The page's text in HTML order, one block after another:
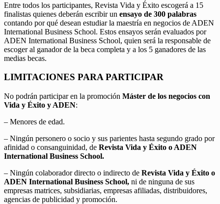
Entre todos los participantes, Revista Vida y Éxito escogerá a 15
finalistas quienes deberán escribir un ensayo de 300 palabras
contando por qué desean estudiar la maestría en negocios de ADEN
International Business School. Estos ensayos serán evaluados por
ADEN International Business School, quien será la responsable de
escoger al ganador de la beca completa y a los 5 ganadores de las
medias becas.
LIMITACIONES PARA PARTICIPAR
No podrán participar en la promoción Máster de los negocios con
Vida y Éxito y ADEN:
– Menores de edad.
– Ningún personero o socio y sus parientes hasta segundo grado por
afinidad o consanguinidad, de Revista Vida y Éxito o ADEN
International Business School.
– Ningún colaborador directo o indirecto de Revista Vida y Éxito o
ADEN International Business School, ni de ninguna de sus
empresas matrices, subsidiarias, empresas afiliadas, distribuidores,
agencias de publicidad y promoción.